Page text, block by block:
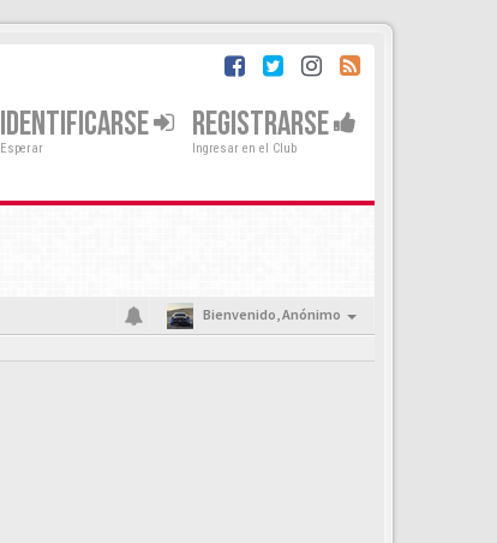
IDENTIFICARSE
Esperar
REGISTRARSE
Ingresar en el Club
Bienvenido,Anónimo